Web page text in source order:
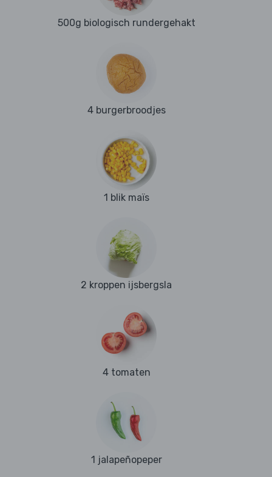
500g biologisch rundergehakt
4 burgerbroodjes
1 blik maïs
2 kroppen ijsbergsla
4 tomaten
1 jalapeñopeper